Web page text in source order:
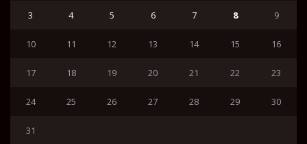
3 4 5 6 7 8 9
10 11 12 13 14 15 16
17 18 19 20 21 22 23
24 25 26 27 28 29 30
31